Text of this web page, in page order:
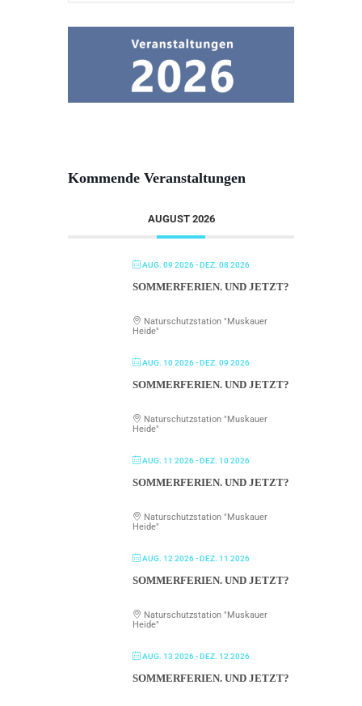
Kommende Veranstaltungen
AUGUST 2026
AUG. 09 2026- DEZ. 08 2026
SOMMERFERIEN. UND JETZT?
Naturschutzstation "Muskauer
Heide"
AUG. 10 2026- DEZ. 09 2026
SOMMERFERIEN. UND JETZT?
Naturschutzstation "Muskauer
Heide"
AUG. 11 2026- DEZ. 10 2026
SOMMERFERIEN. UND JETZT?
Naturschutzstation "Muskauer
Heide"
AUG. 12 2026- DEZ. 11 2026
SOMMERFERIEN. UND JETZT?
Naturschutzstation "Muskauer
Heide"
AUG. 13 2026- DEZ. 12 2026
SOMMERFERIEN. UND JETZT?